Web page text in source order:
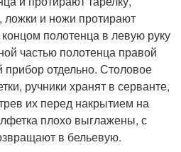
ложки и ножи протирают
полотенца в левую руку
частью полотенца правой
отдельно. Столовое
ручники хранят в серванте,
их перед накрытием на
плохо выглажены, с
в бельевую.